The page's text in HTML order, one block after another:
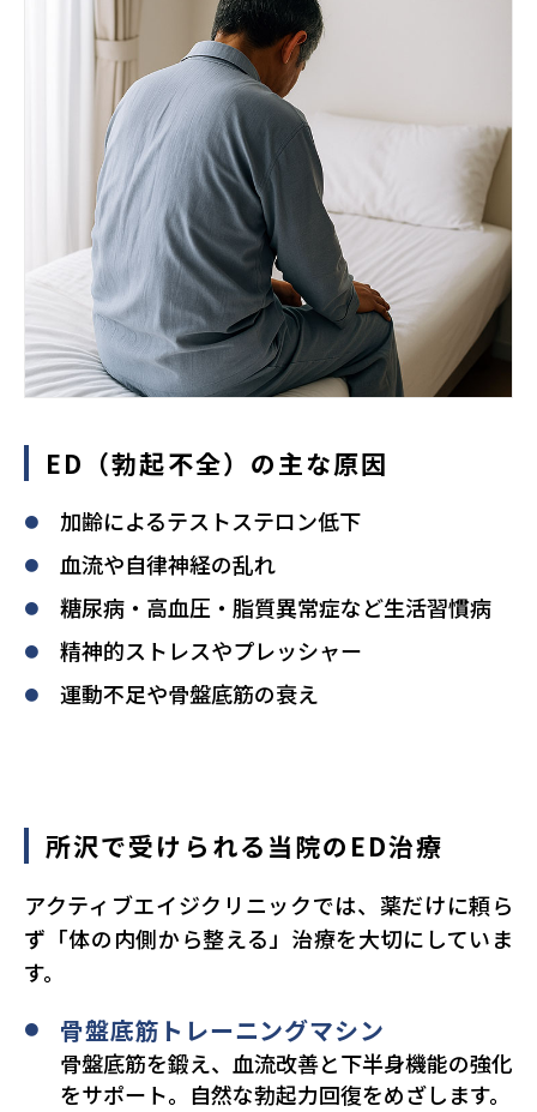
ED（勃起不全）の主な原因
加齢によるテストステロン低下
血流や自律神経の乱れ
糖尿病・高血圧・脂質異常症など生活習慣病
精神的ストレスやプレッシャー
運動不足や骨盤底筋の衰え
所沢で受けられる当院のED治療
アクティブエイジクリニックでは、薬だけに頼ら
ず「体の内側から整える」治療を大切にしていま
す。
骨盤底筋トレーニングマシン
骨盤底筋を鍛え、血流改善と下半身機能の強化
をサポート。自然な勃起力回復をめざします。